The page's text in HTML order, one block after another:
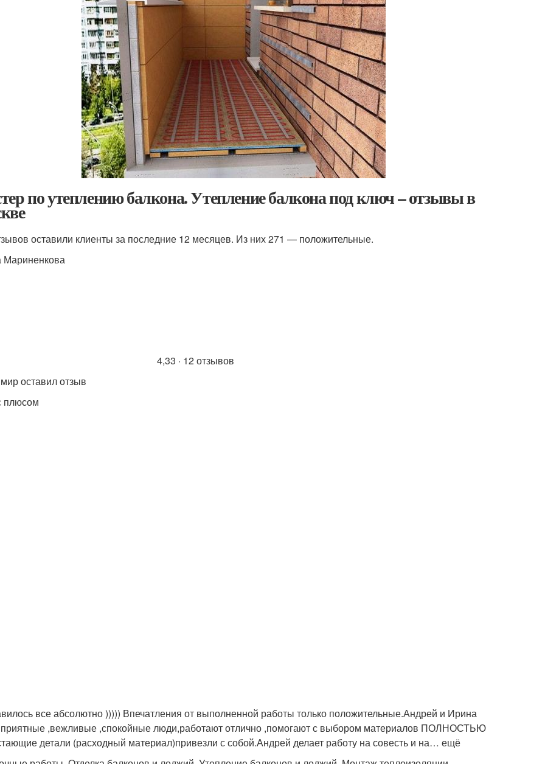
по утеплению балкона. Утепление балкона под ключ – отзывы в
оставили клиенты за последние 12 месяцев. Из них 271 — положительные.
Мариненкова
4,33 · 12 отзывов
оставил отзыв
плюсом
все абсолютно ))))) Впечатления от выполненной работы только положительные.Андрей и Ирина
приятные ,вежливые ,спокойные люди,работают отлично ,помогают с выбором материалов ПОЛНОСТЬЮ
детали (расходный материал)привезли с собой.Андрей делает работу на совесть и на… ещё